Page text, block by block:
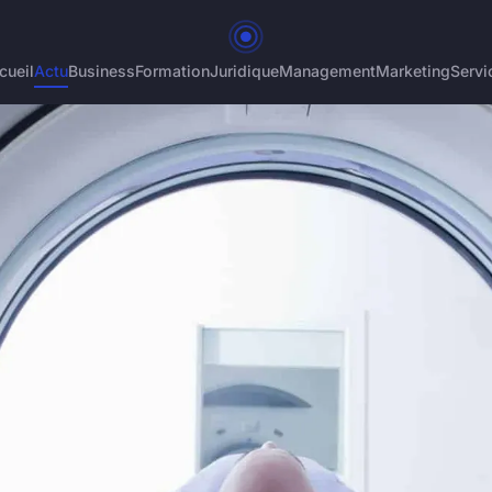
ActuBusinessFormationJuridiqueManagementMarketing